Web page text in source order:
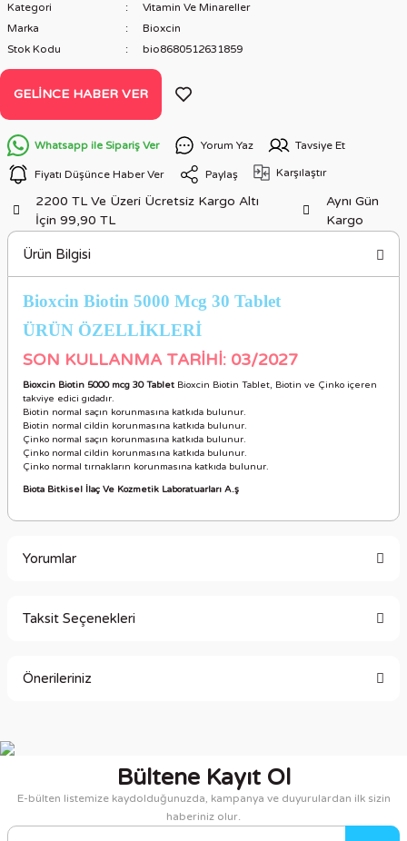
Kategori
Vitamin Ve Minareller
Marka
Bioxcin
Stok Kodu
bio8680512631859
GELINCE HABER VER
Whatsapp ile Sipariş Ver Yorum Yaz Tavsiye Et
Fiyatı Düşünce Haber Ver Paylaş Karşılaştır
2200 TL Ve Üzeri Ücretsiz Kargo Altı
İçin 99,90 TL
Aynı Gün
Kargo
Ürün Bilgisi
Bioxcin Biotin 5000 Mcg 30 Tablet
ÜRÜN ÖZELLİKLERİ
SON KULLANMA TARİHİ: 03/2027
Bioxcin Biotin 5000 mcg 30 Tablet Bioxcin Biotin Tablet, Biotin ve Çinko içeren
takviye edici gıdadır.
Biotin normal saçın korunmasına katkıda bulunur.
Biotin normal cildin korunmasına katkıda bulunur.
Çinko normal saçın korunmasına katkıda bulunur.
Çinko normal cildin korunmasına katkıda bulunur.
Çinko normal tırnakların korunmasına katkıda bulunur.
Biota Bitkisel İlaç Ve Kozmetik Laboratuarları A.ş
Yorumlar
Taksit Seçenekleri
Önerileriniz
Görüş ve önerileriniz için teşekkür ederiz.
Ürün resmi kalitesiz, bozuk veya görüntülenemiyor.
Bültene Kayıt Ol
E-bülten listemize kaydolduğunuzda, kampanya ve duyurulardan ilk sizin
haberiniz olur.